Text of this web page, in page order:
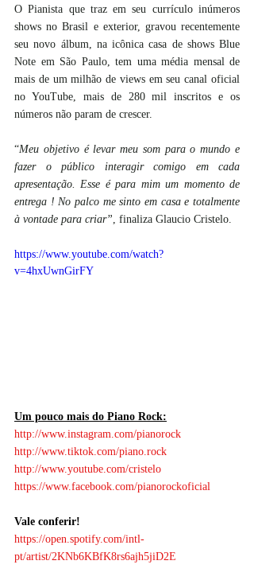
O Pianista que traz em seu currículo inúmeros
shows no Brasil e exterior, gravou recentemente
seu novo álbum, na icônica casa de shows Blue
Note em São Paulo, tem uma média mensal de
mais de um milhão de views em seu canal oficial
no YouTube, mais de 280 mil inscritos e os
números não param de crescer.
“Meu objetivo é levar meu som para o mundo e
fazer o público interagir comigo em cada
apresentação. Esse é para mim um momento de
entrega ! No palco me sinto em casa e totalmente
à vontade para criar” , finaliza Glaucio Cristelo.
https://www.youtube.com/watch?
v=4hxUwnGirFY
Um pouco mais do Piano Rock:
http://www.instagram.com/pianorock
http://www.tiktok.com/piano.rock
http://www.youtube.com/cristelo
https://www.facebook.com/pianorockoficial
Vale conferir!
https://open.spotify.com/intl-
pt/artist/2KNb6KBfK8rs6ajh5jiD2E